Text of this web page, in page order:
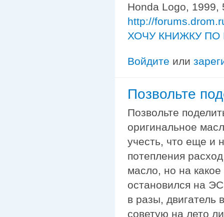
Honda Logo, 1999,
http://
ХОЧУ КНИЖКУ ПО
Войдите или
Позвольте
Позвольте
оригинальное
учесть, что еще и
потепления
масло, но на
остановился на
в разы, двигатель
советую на лето